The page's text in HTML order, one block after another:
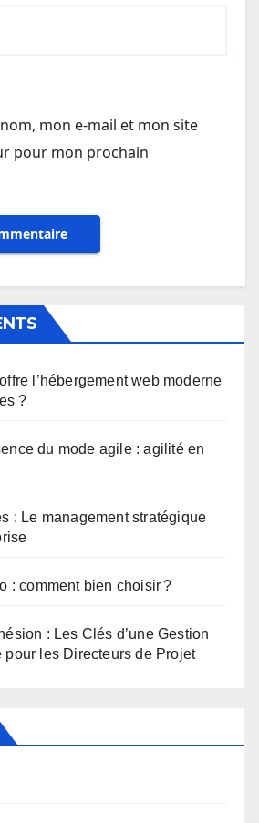
mon e-mail et mon site
pour mon prochain
l’hébergement web moderne
?
du mode agile : agilité en
: Le management stratégique
: comment bien choisir ?
: Les Clés d’une Gestion
pour les Directeurs de Projet